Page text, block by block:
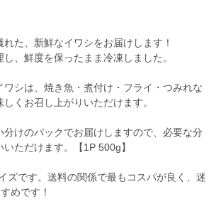
た、新鮮なイワシをお届けします！
、鮮度を保ったまま冷凍しました。
ワシは、焼き魚・煮付け・フライ・つみれな
くお召し上がりいただけます。
分けのパックでお届けしますので、必要な分
ただけます。【1P 500g】
ズです。送料の関係で最もコスパが良く、迷
めです！